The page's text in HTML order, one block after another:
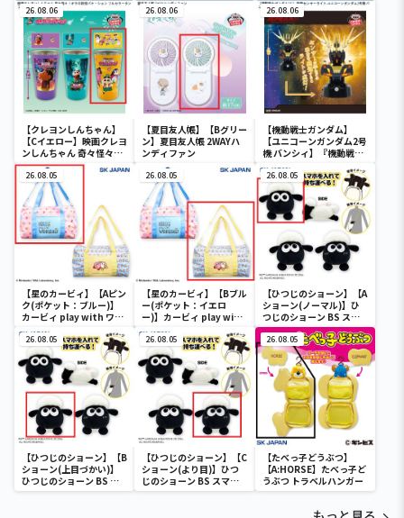
26.08.06
【クレヨンしんちゃん】
【Cイエロー】映画クレヨ
ンしんちゃん 奇々怪々！
オラの妖怪バケ～ション
フルカラータンブラー
26.08.06
【夏目友人帳】【Bグリー
ン】夏目友人帳 2WAYハ
ンディファン
26.08.06
【機動戦士ガンダム】
【ユニコーンガンダム2号
機 バンシィ】『機動戦士
ーライト-ユニコーンガン
ダム2号機 バンシィ（デ
ストロイモード）-
26.08.05
【星のカービィ】【Aピン
ク(ポケット：ブルー)】
カービィ play with ワド
ルディ ボストンバッグ
26.08.05
【星のカービィ】【Bブル
ー(ポケット：イエロ
ー)】カービィ play with
ワドルディ ボストンバッ
グ
26.08.05
【ひつじのショーン】【A
ショーン(ノーマル)】ひ
つじのショーン BS スマ
ホショーンルダー
26.08.05
【ひつじのショーン】【B
ショーン(上目づかい)】
ひつじのショーン BS ス
マホショーンルダー
26.08.05
【ひつじのショーン】【C
ショーン(より目)】ひつ
じのショーン BS スマホ
ショーンルダー
26.08.05
【たべっ子どうぶつ】
【A:HORSE】たべっ子ど
うぶつ トラベルハンガー